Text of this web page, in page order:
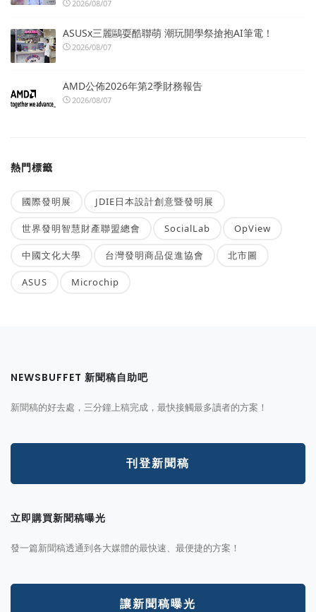
2026/08/07
ASUSx三麗鷗耍酷聯萌 潮玩開學祭搶抱AI筆電！
2026/08/07
AMD公佈2026年第2季財務報告
2026/08/07
熱門標籤
國際發明展 JDIE日本設計創意暨發明展
世界發明智慧財產聯盟總會 SocialLab OpView
中國文化大學 台灣發明商品促進協會 北市圖
ASUS Microchip
NEWSBUFFET 新聞稿自助吧
新聞稿的好去處，三分鐘上稿完成，最快接觸最多讀者的方案！
刊登新聞稿
立即購買新聞稿曝光
發一篇新聞稿透通到各大媒體的最快速、最便捷的方案！
讓新聞稿曝光